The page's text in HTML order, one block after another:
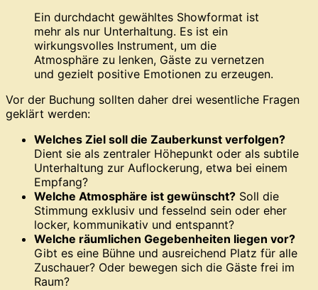
Ein durchdacht gewähltes Showformat ist
mehr als nur Unterhaltung. Es ist ein
wirkungsvolles Instrument, um die
Atmosphäre zu lenken, Gäste zu vernetzen
und gezielt positive Emotionen zu erzeugen.
Vor der Buchung sollten daher drei wesentliche Fragen
geklärt werden:
Welches Ziel soll die Zauberkunst verfolgen?
Dient sie als zentraler Höhepunkt oder als subtile
Unterhaltung zur Auflockerung, etwa bei einem
Empfang?
Welche Atmosphäre ist gewünscht? Soll die
Stimmung exklusiv und fesselnd sein oder eher
locker, kommunikativ und entspannt?
Welche räumlichen Gegebenheiten liegen vor?
Gibt es eine Bühne und ausreichend Platz für alle
Zuschauer? Oder bewegen sich die Gäste frei im
Raum?